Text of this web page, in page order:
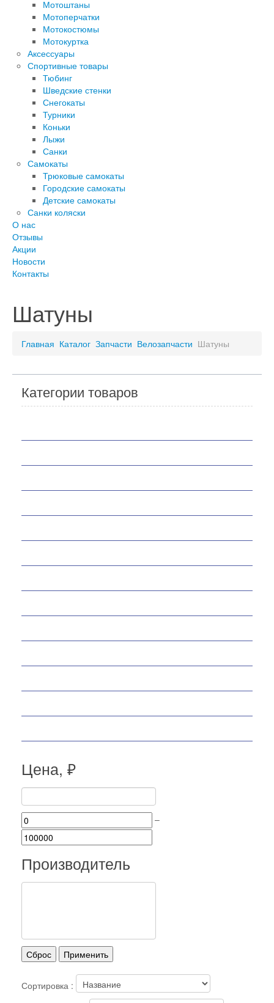
Мотоштаны
Мотоперчатки
Мотокостюмы
Мотокуртка
Аксессуары
Спортивные товары
Тюбинг
Шведские стенки
Снегокаты
Турники
Коньки
Лыжи
Санки
Самокаты
Трюковые самокаты
Городские самокаты
Детские самокаты
Санки коляски
О нас
Отзывы
Акции
Новости
Контакты
Шатуны
Главная Каталог Запчасти Велозапчасти Шатуны
Сортировка :
Категории товаров
Цена, ₽
–
Производитель